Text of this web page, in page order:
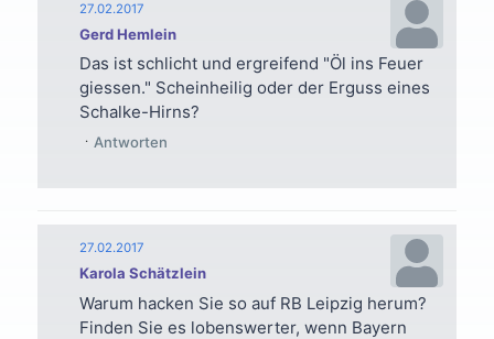
Gerd Hemlein
27.02.2017
Das ist schlicht und ergreifend "Öl ins Feuer
giessen." Scheinheilig oder der Erguss eines
Schalke-Hirns?
Antworten
Karola Schätzlein
27.02.2017
Warum hacken Sie so auf RB Leipzig herum?
Finden Sie es lobenswerter, wenn Bayern